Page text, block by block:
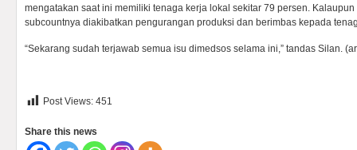
mengatakan saat ini memiliki tenaga kerja lokal sekitar 79 persen.
subcountnya diakibatkan pengurangan produksi dan berimbas kepada
“Sekarang sudah terjawab semua isu dimedsos selama ini,” tandas Silan.
Post Views: 451
Share this news